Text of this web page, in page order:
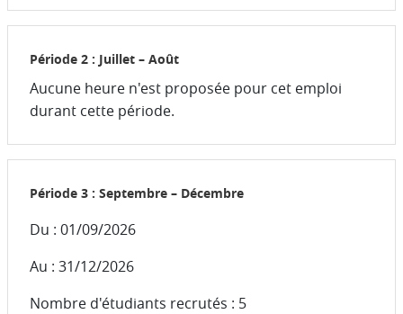
Période 2 : Juillet – Août
Aucune heure n'est proposée pour cet emploi
durant cette période.
Période 3 : Septembre – Décembre
Du : 01/09/2026
Au : 31/12/2026
Nombre d'étudiants recrutés : 5